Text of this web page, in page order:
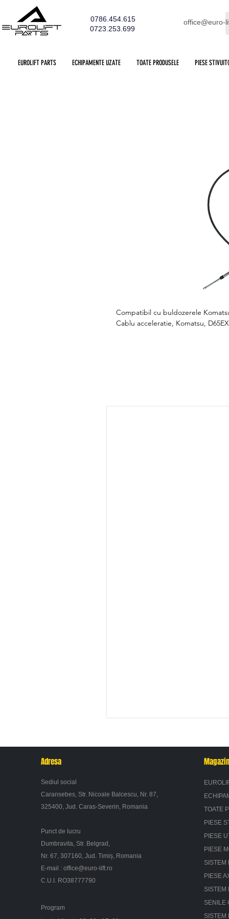
0786.454.615
0723.253.699
office@euro-
EUROLIFT PARTS ECHIPAMENTE UZATE TOATE PRODUSELE PIESE
Compatibil cu buldozerele
Cablu acceleratie, Komatsu,
Adresa
Sediul social
Caransebes, Str. Nicoale Balcescu, Nr. 87,
325400, Jud. Caras-Severin, Romania
Punct de lucru
Dumbravita, Str. Belgrad,
Nr. 67, 307160, Jud. Timiș, Romania
E-mail : office@euro-lift.ro
C.U.I. RO38777790
Program
Magazin
TOATE
PIESE
PIESE
PIESE
SISTEM
PIESE
SISTEM
SENILE
SISTEM